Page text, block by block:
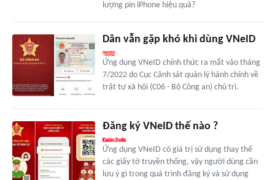
lượng pin iPhone hiệu quả?
Dân vẫn gặp khó khi dùng VNeID
Ứng dụng VNeID chính thức ra mắt vào tháng
7/2022 do Cục Cảnh sát quản lý hành chính về
trật tự xã hội (C06 - Bộ Công an) chủ trì.
Đăng ký VNeID thế nào ?
Ứng dụng VNeID có giá trị sử dụng thay thế
các giấy tờ truyền thống, vậy người dùng cần
lưu ý gì trong quá trình đăng ký và sử dụng